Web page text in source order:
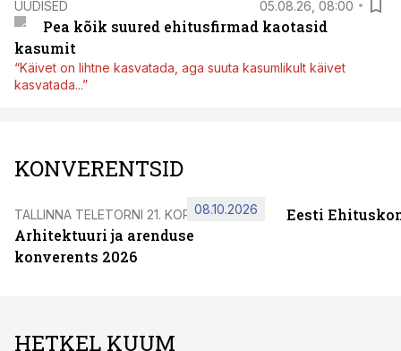
UUDISED 05.08.26, 08:00
Pea kõik suured ehitusfirmad kaotasid
kasumit
“Käivet on lihtne kasvatada, aga suuta kasumlikult käivet
kasvatada...”
KONVERENTSID
TALLINNA TELETORNI 21. KORRUSEL
Arhitektuuri ja arenduse
konverents 2026
08.10.2026 Eesti
HETKEL KUUM